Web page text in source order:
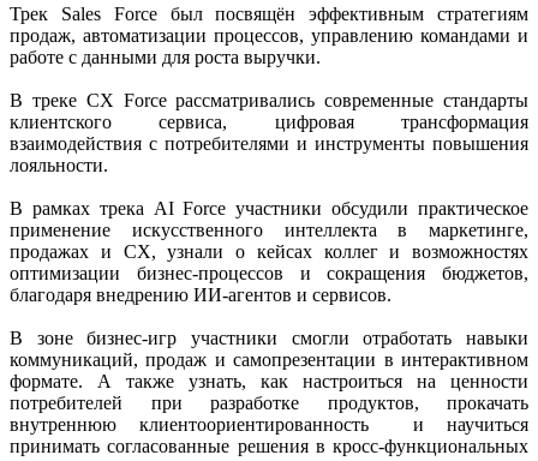
Трек Sales Force был посвящён эффективным стратегиям
продаж, автоматизации процессов, управлению командами и
работе с данными для роста выручки.
В треке CХ Force рассматривались современные стандарты
клиентского сервиса, цифровая трансформация
взаимодействия с потребителями и инструменты повышения
лояльности.
В рамках трека AI Force участники обсудили практическое
применение искусственного интеллекта в маркетинге,
продажах и CX, узнали о кейсах коллег и возможностях
оптимизации бизнес-процессов и сокращения бюджетов,
благодаря внедрению ИИ-агентов и сервисов.
В зоне бизнес-игр участники смогли отработать навыки
коммуникаций, продаж и самопрезентации в интерактивном
формате. А также узнать, как настроиться на ценности
потребителей при разработке продуктов, прокачать
внутреннюю клиентоориентированность и научиться
принимать согласованные решения в кросс-функциональных